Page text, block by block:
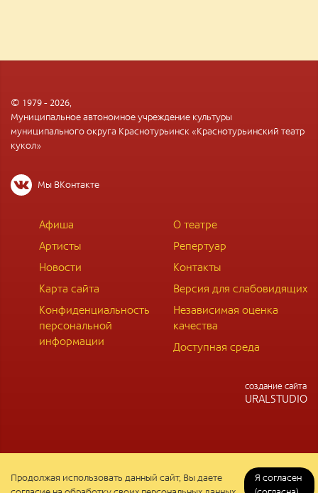
© 1979 - 2026,
Муниципальное автономное учреждение культуры
муниципального округа Краснотурьинск «Краснотурьинский театр
кукол»
Мы ВКонтакте
Афиша
О театре
Артисты
Репертуар
Новости
Контакты
Карта сайта
Версия для слабовидящих
Конфиденциальность
персональной
информации
Независимая оценка
качества
Доступная среда
cоздание сайта
URALSTUDIO
Продолжая использовать данный сайт, Вы даете
Я согласен